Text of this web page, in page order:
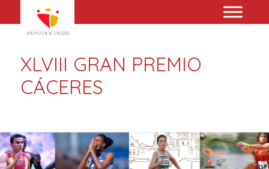
XLVIII GRAN PREMIO
CÁCERES